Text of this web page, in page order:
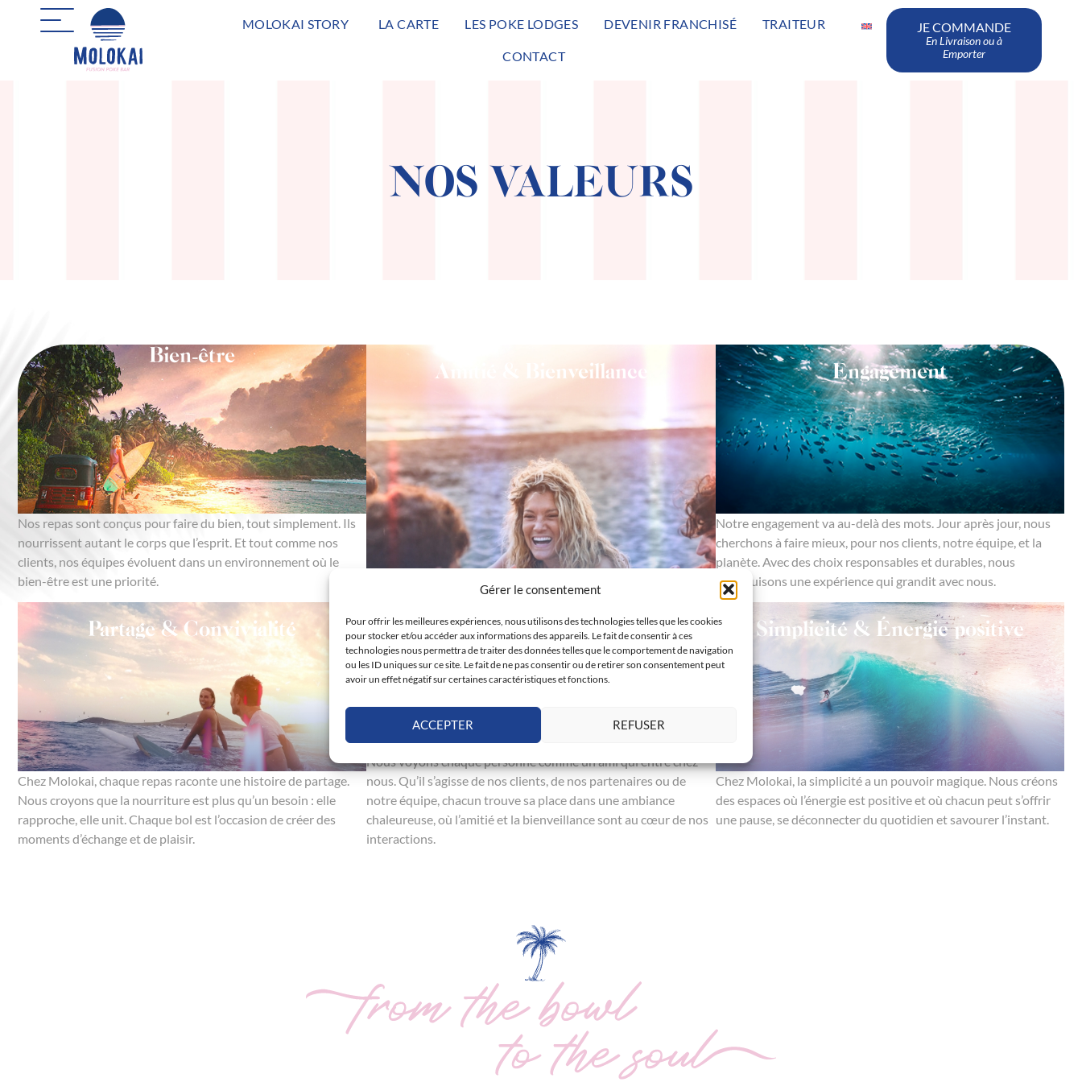
Gérer le consentement
Pour offrir les meilleures expériences, nous utilisons des technologies telles que les cookies
pour stocker et/ou accéder aux informations des appareils. Le fait de consentir à ces
technologies nous permettra de traiter des données telles que le comportement de navigation
ou les ID uniques sur ce site. Le fait de ne pas consentir ou de retirer son consentement peut
avoir un effet négatif sur certaines caractéristiques et fonctions.
ACCEPTER REFUSER
MOLOKAI STORY LA CARTE LES POKE LODGES DEVENIR FRANCHISÉ TRAITEUR
CONTACT
JE COMMANDE
En Livraison ou à
Emporter
NOS VALEURS
Bien-être
Nos repas sont conçus pour faire du bien, tout simplement. Ils
nourrissent autant le corps que l’esprit. Et tout comme nos
clients, nos équipes évoluent dans un environnement où le
bien-être est une priorité.
Partage & Convivialité
Chez Molokai, chaque repas raconte une histoire de partage.
Nous croyons que la nourriture est plus qu’un besoin : elle
rapproche, elle unit. Chaque bol est l’occasion de créer des
moments d’échange et de plaisir.
Amitié & Bienveillance
Nous voyons chaque personne comme un ami qui entre chez
nous. Qu’il s’agisse de nos clients, de nos partenaires ou de
notre équipe, chacun trouve sa place dans une ambiance
chaleureuse, où l’amitié et la bienveillance sont au cœur de nos
interactions.
Engagement
Notre engagement va au-delà des mots. Jour après jour, nous
cherchons à faire mieux, pour nos clients, notre équipe, et la
planète. Avec des choix responsables et durables, nous
construisons une expérience qui grandit avec nous.
Simplicité & Énergie positive
Chez Molokai, la simplicité a un pouvoir magique. Nous créons
des espaces où l’énergie est positive et où chacun peut s’offrir
une pause, se déconnecter du quotidien et savourer l’instant.